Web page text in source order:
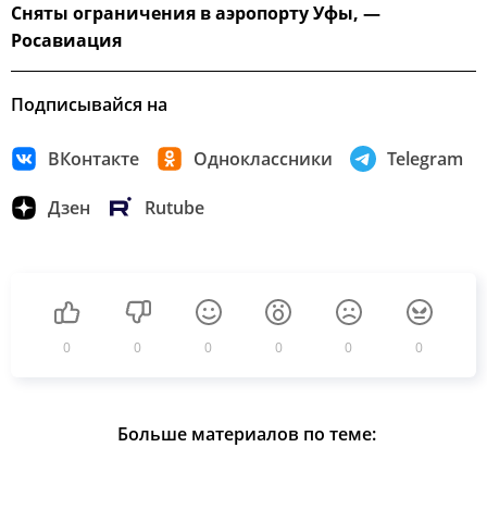
Сняты ограничения в аэропорту Уфы, —
Росавиация
Подписывайся на
ВКонтакте Одноклассники Telegram
Дзен Rutube
0 0 0 0 0 0
Больше материалов по теме: